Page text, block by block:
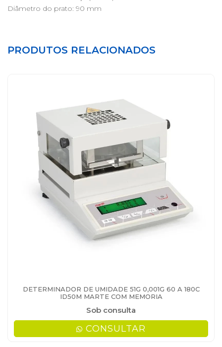
Diâmetro do prato: 90 mm
PRODUTOS RELACIONADOS
DETERMINADOR DE UMIDADE 51G 0,001G 60 A 180C
ID50M MARTE COM MEMORIA
Sob consulta
CONSULTAR